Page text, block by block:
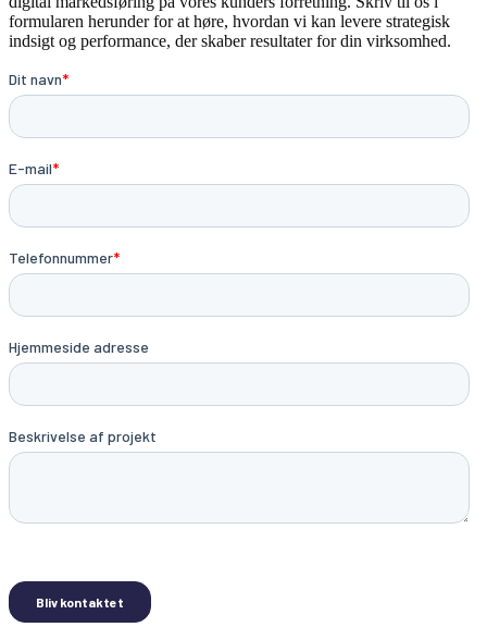
formularen herunder for at høre, hvordan vi kan levere strategisk
indsigt og performance, der skaber resultater for din virksomhed.